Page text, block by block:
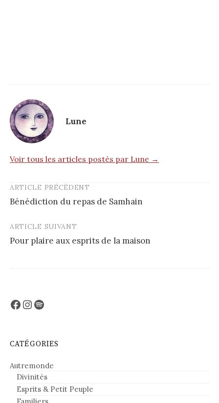
Lune
Voir tous les articles postés par Lune →
Post
navigation
ARTICLE PRÉCÉDENT
Bénédiction du repas de Samhain
ARTICLE SUIVANT
Pour plaire aux esprits de la maison
Facebook
Instagram
Spotify
CATÉGORIES
Autremonde
Divinités
Esprits & Petit Peuple